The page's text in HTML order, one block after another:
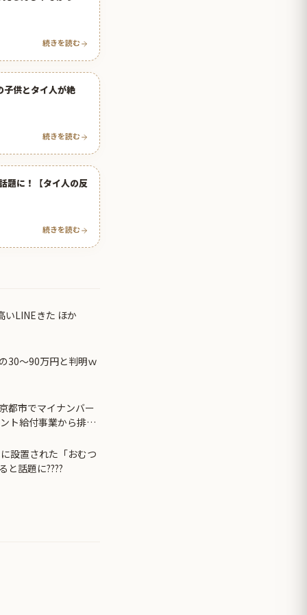
続きを読む
子供とタイ人が絶
続きを読む
題に！【タイ人の反
続きを読む
いLINEきた ほか
30〜90万円と判明ｗ
都市でマイナンバー
ト給付事業から排除
設置された「おむつ
と話題に????